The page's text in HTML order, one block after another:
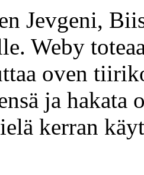
Jevgeni,
Weby
oven
ja
kerran